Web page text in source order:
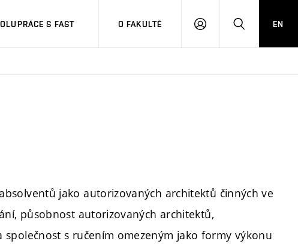
S FAST O FAKULTĚ
PŘIHLÁSITHLEDAT
EN
jako autorizovaných architektů činných ve
působnost autorizovaných architektů,
s ručením omezeným jako formy výkonu